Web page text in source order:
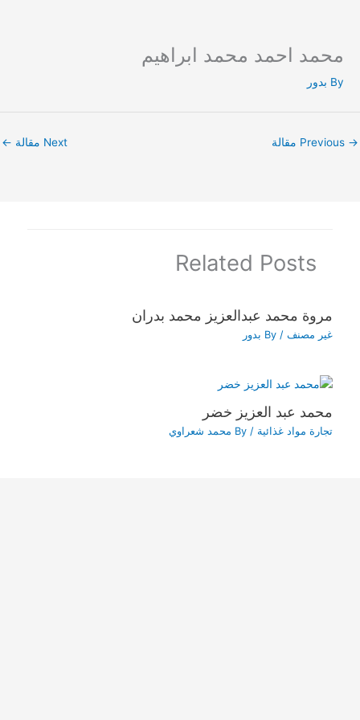
content
محمد احمد محمد ابراهيم
By بدور
→ Next مقالة ←
Related Posts
مروة محمد عبدالعزيز محمد بدران
غير مصنف / By بدور
محمد عبد العزيز خضر
تجارة مواد غذائية / By محمد شعراوي